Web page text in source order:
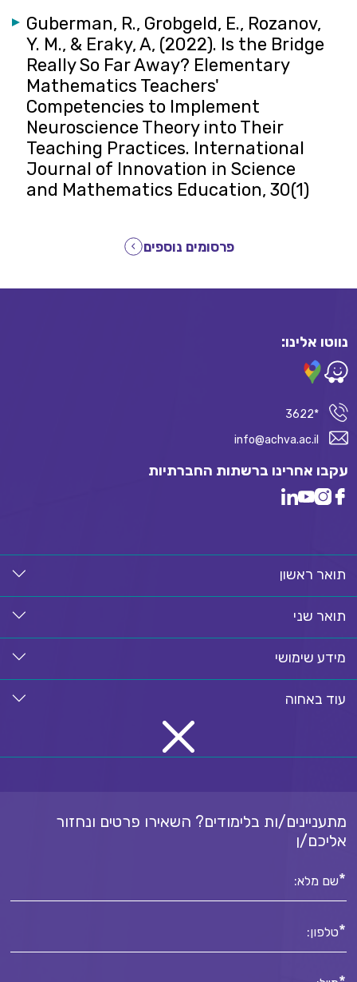
Guberman, R., Grobgeld, E., Rozanov,
Y. M., & Eraky, A, (2022). Is the Bridge
Really So Far Away? Elementary
Mathematics Teachers'
Competencies to Implement
Neuroscience Theory into Their
Teaching Practices. International
Journal of Innovation in Science
and Mathematics Education, 30(1)
פרסומים נוספים
נווטו אלינו:
*3622
info@achva.ac.il
עקבו אחרינו ברשתות החברתיות
תואר ראשון
תואר שני
מידע שימושי
עוד באחוה
מתעניינים/ות בלימודים? השאירו פרטים ונחזור
אליכם/ן
שם מלא:*
טלפון:*